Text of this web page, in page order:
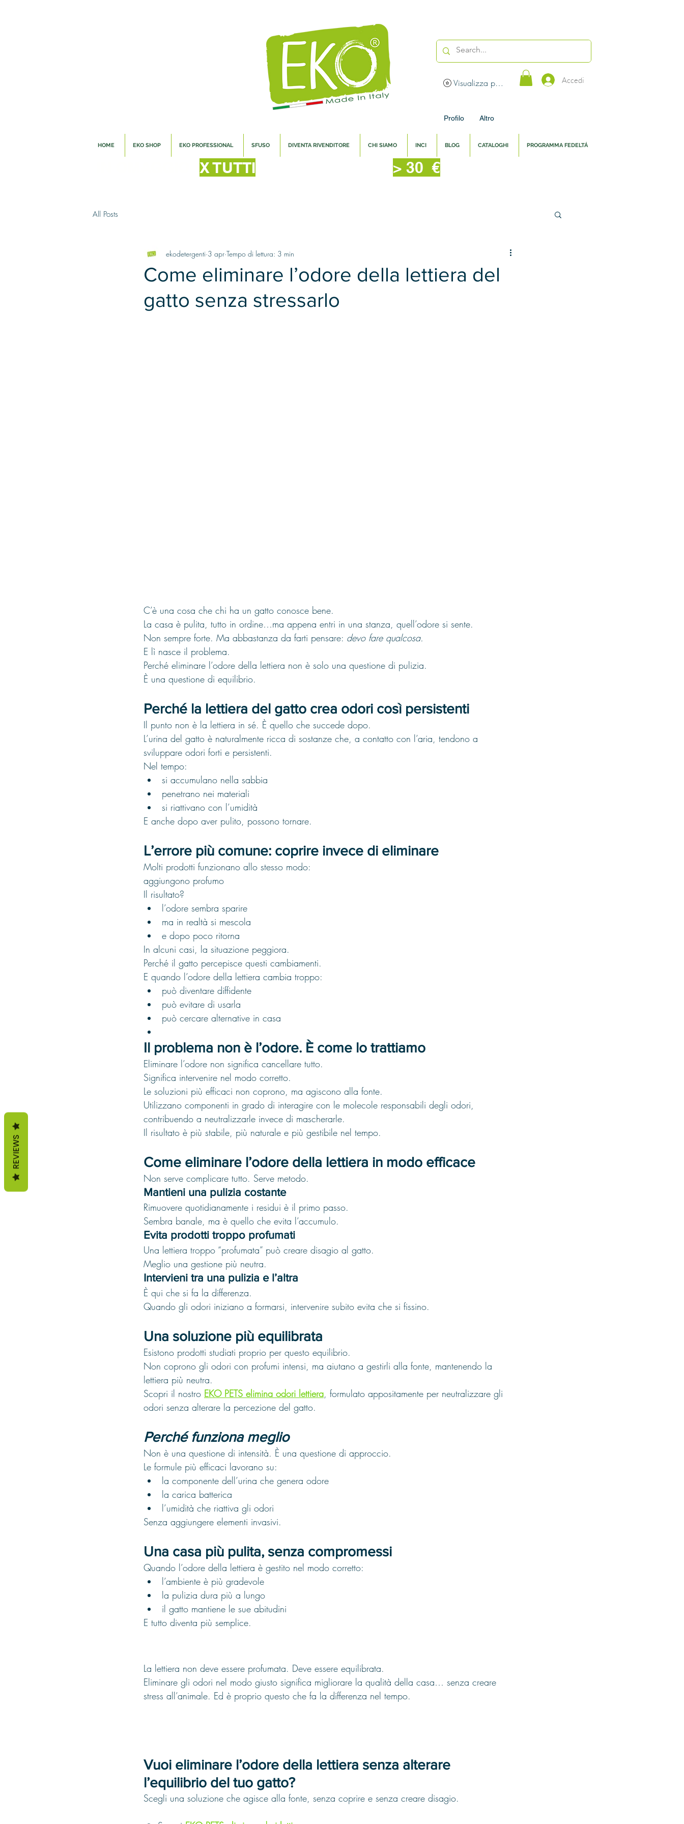
Visualizza punti Accedi
Profilo Altro
HOME EKO SHOP EKO PROFESSIONAL SFUSO DIVENTA RIVENDITORE CHI SIAMO INCI BLOG CATALOGHI PROGRAMMA FEDELTÁ
> 30 €
X TUTTI
All Posts
Come eliminare l’odore della lettiera del
gatto senza stressarlo
ekodetergenti 3 apr Tempo di lettura: 3 min
C’è una cosa che chi ha un gatto conosce bene.
La casa è pulita, tutto in ordine…ma appena entri in una stanza, quell’odore si sente.
Non sempre forte. Ma abbastanza da farti pensare: devo fare qualcosa.
E lì nasce il problema.
Perché eliminare l’odore della lettiera non è solo una questione di pulizia.
È una questione di equilibrio.
Perché la lettiera del gatto crea odori così persistenti
Il punto non è la lettiera in sé. È quello che succede dopo.
L’urina del gatto è naturalmente ricca di sostanze che, a contatto con l’aria, tendono a
sviluppare odori forti e persistenti.
Nel tempo:
si accumulano nella sabbia
penetrano nei materiali
si riattivano con l’umidità
E anche dopo aver pulito, possono tornare.
L’errore più comune: coprire invece di eliminare
Molti prodotti funzionano allo stesso modo:
aggiungono profumo
Il risultato?
l’odore sembra sparire
ma in realtà si mescola
e dopo poco ritorna
In alcuni casi, la situazione peggiora.
Perché il gatto percepisce questi cambiamenti.
E quando l’odore della lettiera cambia troppo:
può diventare diffidente
può evitare di usarla
può cercare alternative in casa
Il problema non è l’odore. È come lo trattiamo
Eliminare l’odore non significa cancellare tutto.
Significa intervenire nel modo corretto.
Le soluzioni più efficaci non coprono, ma agiscono alla fonte.
Utilizzano componenti in grado di interagire con le molecole responsabili degli odori,
contribuendo a neutralizzarle invece di mascherarle.
Il risultato è più stabile, più naturale e più gestibile nel tempo.
Come eliminare l’odore della lettiera in modo efficace
Non serve complicare tutto. Serve metodo.
Mantieni una pulizia costante
Rimuovere quotidianamente i residui è il primo passo.
Sembra banale, ma è quello che evita l’accumulo.
Evita prodotti troppo profumati
Una lettiera troppo “profumata” può creare disagio al gatto.
Meglio una gestione più neutra.
Intervieni tra una pulizia e l’altra
È qui che si fa la differenza.
Quando gli odori iniziano a formarsi, intervenire subito evita che si fissino.
Una soluzione più equilibrata
Esistono prodotti studiati proprio per questo equilibrio.
Non coprono gli odori con profumi intensi, ma aiutano a gestirli alla fonte, mantenendo la
lettiera più neutra.
Scopri il nostro EKO PETS elimina odori lettiera, formulato appositamente per neutralizzare gli
odori senza alterare la percezione del gatto.
Perché funziona meglio
Non è una questione di intensità. È una questione di approccio.
Le formule più efficaci lavorano su:
la componente dell’urina che genera odore
la carica batterica
l’umidità che riattiva gli odori
Senza aggiungere elementi invasivi.
Una casa più pulita, senza compromessi
Quando l’odore della lettiera è gestito nel modo corretto:
l’ambiente è più gradevole
la pulizia dura più a lungo
il gatto mantiene le sue abitudini
E tutto diventa più semplice.
La lettiera non deve essere profumata. Deve essere equilibrata.
Eliminare gli odori nel modo giusto significa migliorare la qualità della casa… senza creare
stress all’animale. Ed è proprio questo che fa la differenza nel tempo.
Vuoi eliminare l’odore della lettiera senza alterare
l’equilibrio del tuo gatto?
Scegli una soluzione che agisce alla fonte, senza coprire e senza creare disagio.
REVIEWS